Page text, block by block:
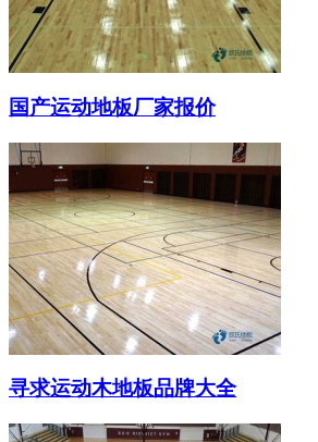
国产运动地板厂家报价
寻求运动木地板品牌大全